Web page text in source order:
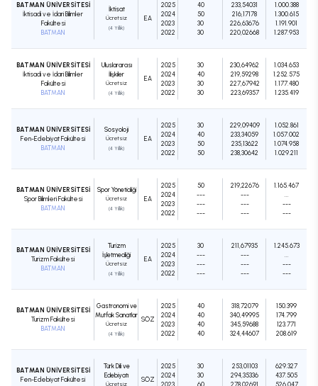
BATMAN ÜNİVERSİTESİ
İktisadi ve İdari Bilimler
Fakültesi
BATMAN
İktisat
Ücretsiz
(4 Yıllık)
EA
2025
2024
2023
2022
40
50
30
30
233,54031
216,17178
226,63676
220,02668
1.000.388
1.300.615
1.191.901
1.287.953
BATMAN ÜNİVERSİTESİ
İktisadi ve İdari Bilimler
Fakültesi
BATMAN
Uluslararası
İlişkiler
Ücretsiz
(4 Yıllık)
EA
2025
2024
2023
2022
30
40
30
30
230,64962
219,59298
227,67942
223,69357
1.034.653
1.252.575
1.177.480
1.235.419
BATMAN ÜNİVERSİTESİ
Fen-Edebiyat Fakültesi
BATMAN
Sosyoloji
Ücretsiz
(4 Yıllık)
EA
2025
2024
2023
2022
30
40
50
50
229,09409
233,34059
235,13622
238,30642
1.052.861
1.057.002
1.074.958
1.029.211
BATMAN ÜNİVERSİTESİ
Spor Bilimleri Fakültesi
BATMAN
Spor Yöneticiliği
Ücretsiz
(4 Yıllık)
EA
2025
2024
2023
2022
50
---
---
---
219,22676
---
---
---
1.165.467
---
---
BATMAN ÜNİVERSİTESİ
Turizm Fakültesi
BATMAN
Turizm
İşletmeciliği
Ücretsiz
(4 Yıllık)
EA
2025
2024
2023
2022
30
---
---
---
211,67935
---
---
---
1.245.673
---
---
BATMAN ÜNİVERSİTESİ
Turizm Fakültesi
BATMAN
Gastronomi ve
Mutfak Sanatları
Ücretsiz
(4 Yıllık)
SÖZ
2025
2024
2023
2022
40
40
40
40
318,72079
340,49995
345,59688
324,44607
150.399
174.799
123.771
208.619
BATMAN ÜNİVERSİTESİ
Fen-Edebiyat Fakültesi
Türk Dili ve
Edebiyatı
Ücretsiz
SÖZ
2025
2024
2023
30
30
60
253,01103
294,35336
278,02691
629.327
437.505
526.047